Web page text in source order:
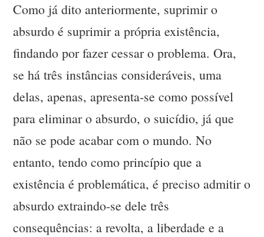
Como já dito anteriormente, suprimir o
absurdo é suprimir a própria existência,
findando por fazer cessar o problema. Ora,
se há três instâncias consideráveis, uma
delas, apenas, apresenta-se como possível
para eliminar o absurdo, o suicídio, já que
não se pode acabar com o mundo. No
entanto, tendo como princípio que a
existência é problemática, é preciso admitir o
absurdo extraindo-se dele três
consequências: a revolta, a liberdade e a